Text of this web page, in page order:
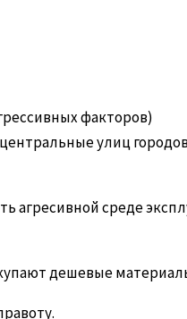
факторов)
улиц
среде
дешевые